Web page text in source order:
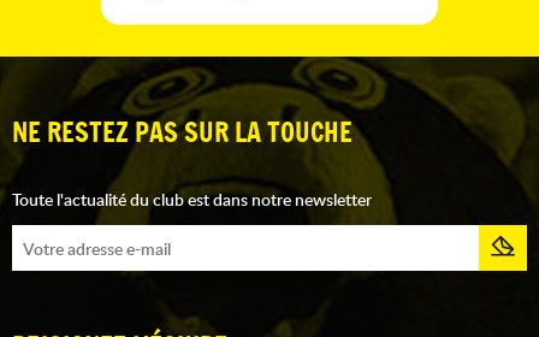
NE RESTEZ PAS SUR LA TOUCHE
Toute l'actualité du club est dans notre newsletter